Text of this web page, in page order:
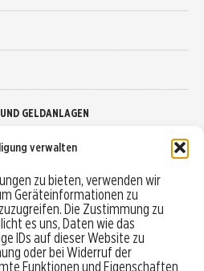
verwalten
zu bieten, verwenden wir
Geräteinformationen zu
Die Zustimmung zu
es uns, Daten wie das
IDs auf dieser Website zu
oder bei Widerruf der
Funktionen und Eigenschaften
GELDANLAGEN